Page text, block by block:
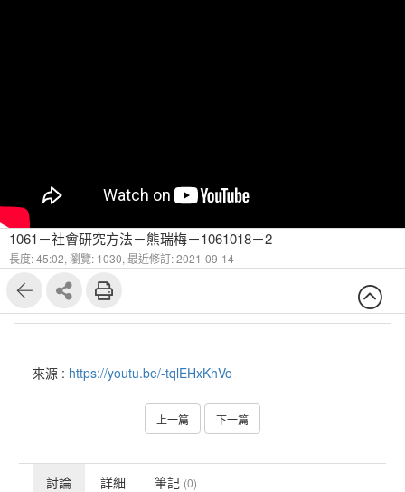
1061－社會研究方法－熊瑞梅－1061018－2
長度: 45:02, 瀏覽: 1030, 最近修訂: 2021-09-14
來源 : https://youtu.be/-tqlEHxKhVo
上一篇 下一篇
討論 詳細 筆記 (0)